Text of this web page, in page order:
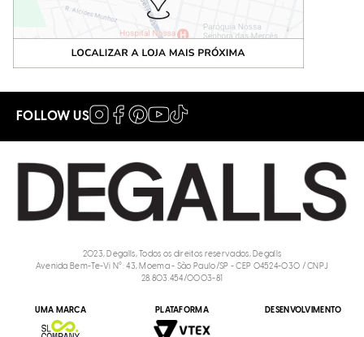
FOLLOW US
2023, Degalls, Todos os direitos reservados, Degalls
Avenida Bem-Te-Vi N°: 43, Moema - São Paulo/SP - CEP 04524-030 / CNPJ
28.803.454/0003-81
UMA MARCA PLATAFORMA DESENVOLVIMENTO